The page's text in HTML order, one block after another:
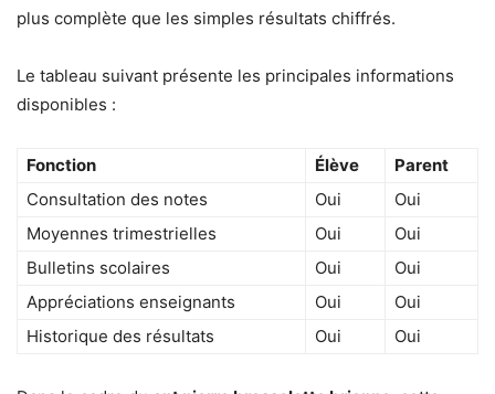
plus complète que les simples résultats chiffrés.
Le tableau suivant présente les principales informations
disponibles :
Fonction Élève
Parent
Consultation des notes
Oui
Oui
Moyennes trimestrielles
Oui
Oui
Bulletins scolaires
Oui
Oui
Appréciations enseignants
Oui
Oui
Historique des résultats
Oui Oui